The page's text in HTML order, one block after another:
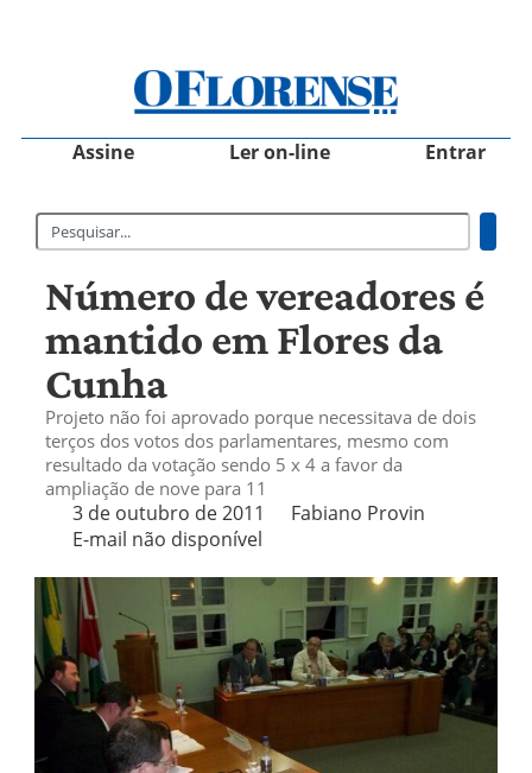
Assine Ler on-line Entrar
Número de vereadores é
mantido em Flores da
Cunha
Projeto não foi aprovado porque necessitava de dois
terços dos votos dos parlamentares, mesmo com
resultado da votação sendo 5 x 4 a favor da
ampliação de nove para 11
3 de outubro de 2011
Fabiano Provin
E-mail não disponível